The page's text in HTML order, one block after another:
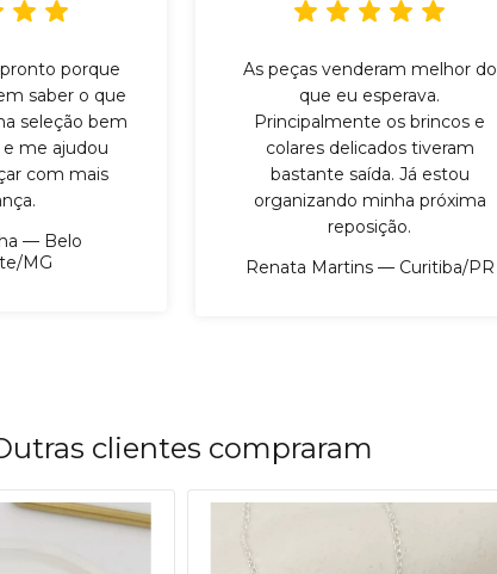
porque
saber o que
seleção bem
me ajudou
com mais
— Belo
MG
As peças venderam melhor do
que eu esperava.
Principalmente os brincos e
colares delicados tiveram
bastante saída. Já estou
organizando minha próxima
reposição.
Renata Martins — Curitiba/PR
clientes compraram